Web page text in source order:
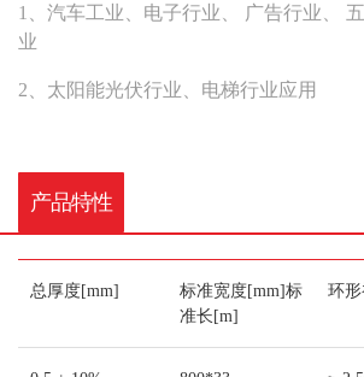
1、汽车工业、电子行业、 广告行业、
业
2、太阳能光伏行业、电梯行业应用
产品特性
总厚度[mm]
标准宽度[mm]标
准长[m]
环